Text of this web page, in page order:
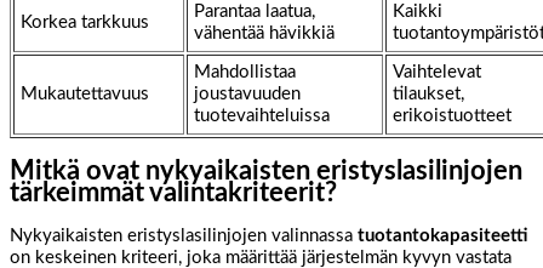
Korkea tarkkuus
Parantaa laatua,
vähentää hävikkiä
Kaikki
Mukautettavuus
Mahdollistaa
joustavuuden
tuotevaihteluissa
Vaihtelevat
tilaukset,
erikoistuotteet
Mitkä ovat nykyaikaisten eristyslasilinjojen
tärkeimmät valintakriteerit?
Nykyaikaisten eristyslasilinjojen valinnassa tuotantokapasiteetti
on keskeinen kriteeri, joka määrittää järjestelmän kyvyn vastata